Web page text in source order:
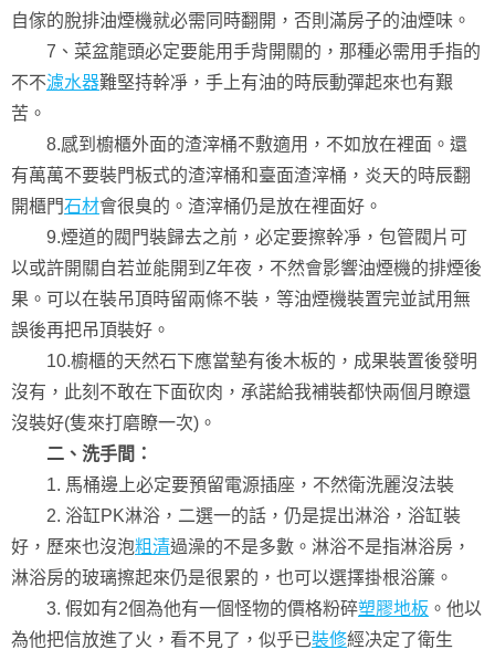
自傢的脫排油煙機就必需同時翻開，否則滿房子的油煙味。
7、菜盆龍頭必定要能用手背開關的，那種必需用手指的
不不濾水器難堅持幹凈，手上有油的時辰動彈起來也有艱
苦。
8.感到櫥櫃外面的渣滓桶不敷適用，不如放在裡面。還
有萬萬不要裝門板式的渣滓桶和臺面渣滓桶，炎天的時辰翻
開櫃門石材會很臭的。渣滓桶仍是放在裡面好。
9.煙道的閥門裝歸去之前，必定要擦幹凈，包管閥片可
以或許開關自若並能開到Z年夜，不然會影響油煙機的排煙後
果。可以在裝吊頂時留兩條不裝，等油煙機裝置完並試用無
誤後再把吊頂裝好。
10.櫥櫃的天然石下應當墊有後木板的，成果裝置後發明
沒有，此刻不敢在下面砍肉，承諾給我補裝都快兩個月瞭還
沒裝好(隻來打磨瞭一次)。
二、洗手間：
1. 馬桶邊上必定要預留電源插座，不然衛洗麗沒法裝
2. 浴缸PK淋浴，二選一的話，仍是提出淋浴，浴缸裝
好，歷來也沒泡粗清過澡的不是多數。淋浴不是指淋浴房，
淋浴房的玻璃擦起來仍是很累的，也可以選擇掛根浴簾。
3. 假如有2個為他有一個怪物的價格粉碎塑膠地板 。他以
為他把信放進了火，看不見了，似乎已裝修經决定了衛生